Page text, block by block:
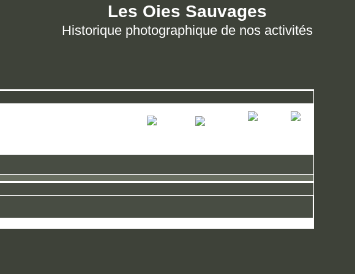
Les Oies Sauvages
Historique photographique de nos activités